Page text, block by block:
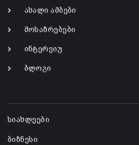
ახალი ამბები
მოსაზრებები
ინტერვიუ
ბლოგი
სიახლეები
ბიზნესი